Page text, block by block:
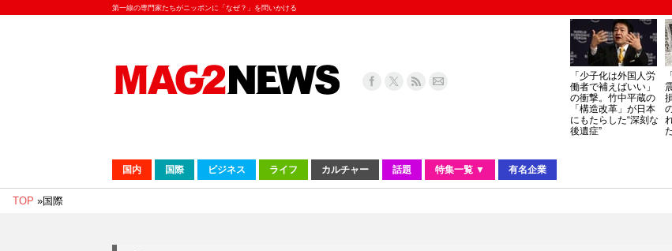
第一線の専門家たちがニッポンに「なぜ？」を問いかける
「少子化は外国人労
働者で補えばいい」
の衝撃。竹中平蔵の
「構造改革」が日本
にもたらした“深刻な
後遺症”
国内 国際 ビジネス ライフ カルチャー 話題 特集一覧 ▼ 有名企業
TOP »国際